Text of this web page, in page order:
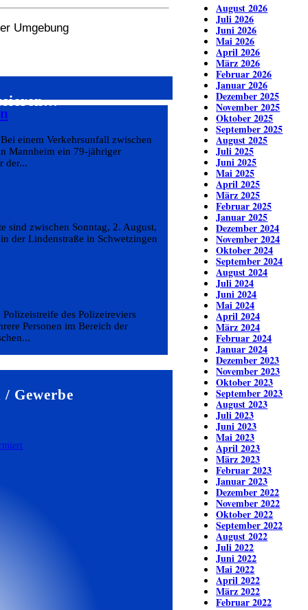
Umgebung
einem Verkehrsunfall zwischen
Mannheim ein 79-jähriger
der...
sind zwischen Sonntag, 2. August,
der Lindenstraße in Schwetzingen
des Polizeireviers
Personen im Bereich der
/ Gewerbe
August 2026
Juli 2026
Juni 2026
Mai 2026
April 2026
März 2026
Februar 2026
Januar 2026
Dezember 2025
November 2025
Oktober 2025
September 2025
August 2025
Juli 2025
Juni 2025
Mai 2025
April 2025
März 2025
Februar 2025
Januar 2025
Dezember 2024
November 2024
Oktober 2024
September 2024
August 2024
Juli 2024
Juni 2024
Mai 2024
April 2024
März 2024
Februar 2024
Januar 2024
Dezember 2023
November 2023
Oktober 2023
September 2023
August 2023
Juli 2023
Juni 2023
Mai 2023
April 2023
März 2023
Februar 2023
Januar 2023
Dezember 2022
November 2022
Oktober 2022
September 2022
August 2022
Juli 2022
Juni 2022
Mai 2022
April 2022
März 2022
Februar 2022